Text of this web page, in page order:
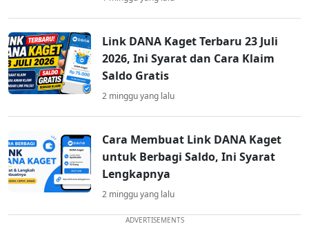
Link DANA Kaget Terbaru 23 Juli
2026, Ini Syarat dan Cara Klaim
Saldo Gratis
2 minggu yang lalu
Cara Membuat Link DANA Kaget
untuk Berbagi Saldo, Ini Syarat
Lengkapnya
2 minggu yang lalu
ADVERTISEMENTS